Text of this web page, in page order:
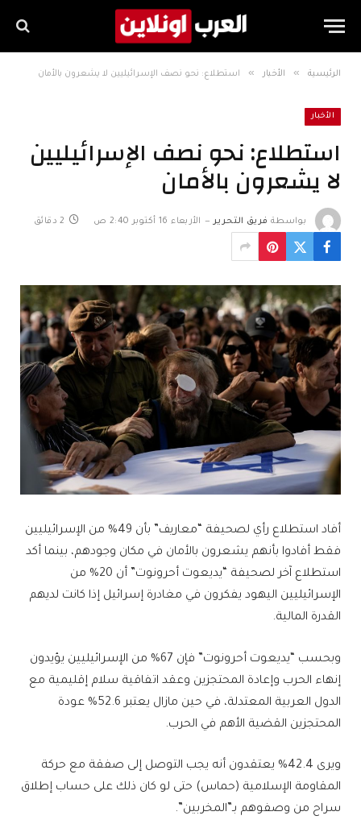
الرئيسية » الأخبار » استطلاع: نحو نصف الإسرائيليين لا يشعرون بالأمان
الأخبار
استطلاع: نحو نصف الإسرائيليين
لا يشعرون بالأمان
بواسطة فريق التحرير الأربعاء 16 أكتوبر 2:40 ص 2 دقائق
أفاد استطلاع رأي لصحيفة “معاريف” بأن 49% من الإسرائيليين
فقط أفادوا بأنهم يشعرون بالأمان في مكان وجودهم، بينما أكد
استطلاع آخر لصحيفة “يديعوت أحرونوت” أن 20% من
الإسرائيليين اليهود يفكرون في مغادرة إسرائيل إذا كانت لديهم
القدرة المالية.
وبحسب “يديعوت أحرونوت” فإن 67% من الإسرائيليين يؤيدون
إنهاء الحرب وإعادة المحتجزين وعقد اتفاقية سلام إقليمية مع
الدول العربية المعتدلة، في حين مازال يعتبر 52.6% عودة
المحتجزين القضية الأهم في الحرب.
ويرى 42.4% يعتقدون أنه يجب التوصل إلى صفقة مع حركة
المقاومة الإسلامية (حماس) حتى لو كان ذلك على حساب إطلاق
سراح من وصفوهم بـ”المخربين”.